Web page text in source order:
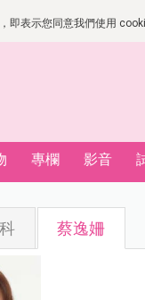
即表示您同意我們使用
專欄 影音
蔡逸姍